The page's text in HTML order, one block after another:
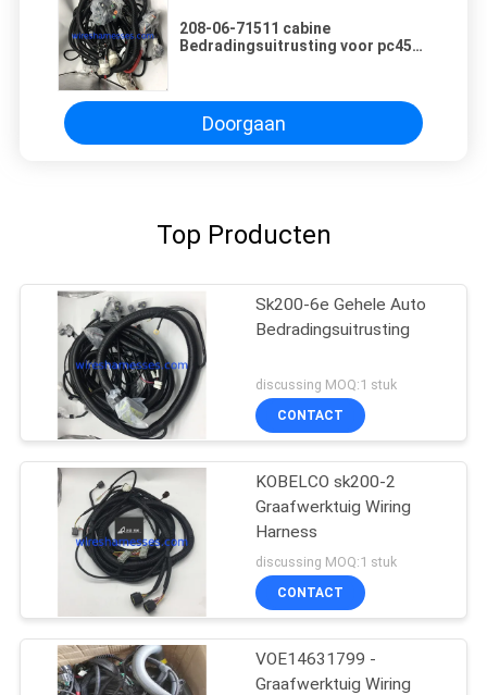
208-06-71511 cabine
Bedradingsuitrusting voor pc450-
Doorgaan
Top Producten
Sk200-6e Gehele Auto
Bedradingsuitrusting
discussing MOQ:1 stuk
CONTACT
KOBELCO sk200-2
Graafwerktuig Wiring
Harness
discussing MOQ:1 stuk
CONTACT
VOE14631799 -
Graafwerktuig Wiring